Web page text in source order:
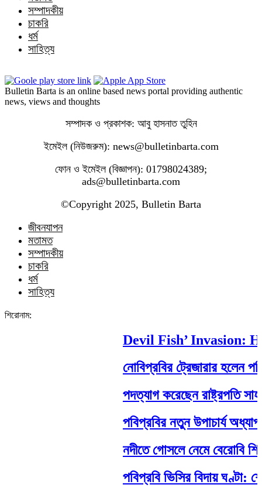
সম্পাদকীয়
চাকরি
ধর্ম
সাহিত্য
Bulletin Barta is an online based news portal providing authentic
news, views and thoughts
সম্পাদক ও প্রকাশক: আবু হাসনাত তুহিন
ইমেইল (নিউজরুম): news@bulletinbarta.com
ফোন ও ইমেইল (বিজ্ঞাপন): 01798024389;
ads@bulletinbarta.com
©️Copyright 2025, Bulletin Barta
জীবনযাপন
মতামত
সম্পাদকীয়
চাকরি
ধর্ম
সাহিত্য
শিরোনাম:
Devil Fish’ Invasion:
নোবিপ্রবির ট্রেজারার হলেন
পদত্যাগ করেছেন রাষ্ট্রপতি
পবিপ্রবির নতুন উপাচার্য
নদীতে গোসলে নেমে বেরোবি
পবিপ্রবি ভিসির বিদায় ঘণ্টা: